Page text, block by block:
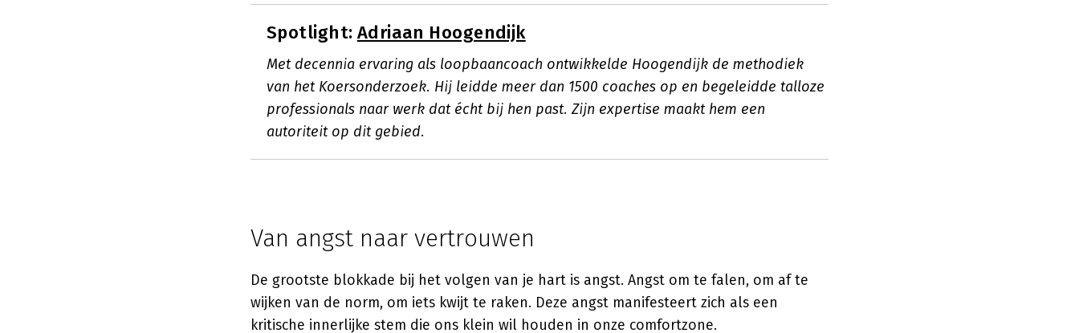
Spotlight: Adriaan Hoogendijk
Met decennia ervaring als loopbaancoach ontwikkelde Hoogendijk de methodiek
van het Koersonderzoek. Hij leidde meer dan 1500 coaches op en begeleidde talloze
professionals naar werk dat écht bij hen past. Zijn expertise maakt hem een
autoriteit op dit gebied.
Van angst naar vertrouwen
De grootste blokkade bij het volgen van je hart is angst. Angst om te falen, om af te
wijken van de norm, om iets kwijt te raken. Deze angst manifesteert zich als een
kritische innerlijke stem die ons klein wil houden in onze comfortzone.